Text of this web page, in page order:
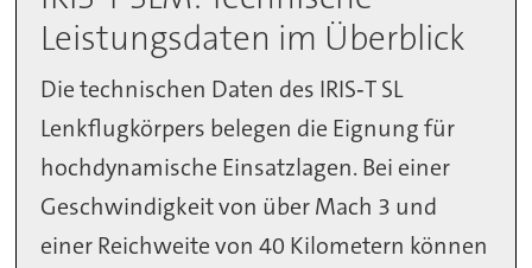
Leistungsdaten im Überblick
Die technischen Daten des IRIS‑T SL
Lenkflugkörpers belegen die Eignung für
hochdynamische Einsatzlagen. Bei einer
Geschwindigkeit von über Mach 3 und
einer Reichweite von 40 Kilometern können